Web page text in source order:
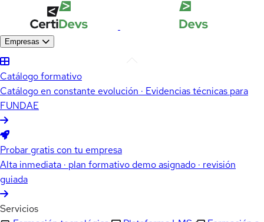
Empresas
Catálogo formativo
Catálogo en constante evolución · Evidencias técnicas para
FUNDAE
Probar gratis con tu empresa
Alta inmediata · plan formativo demo asignado · revisión
guiada
Servicios